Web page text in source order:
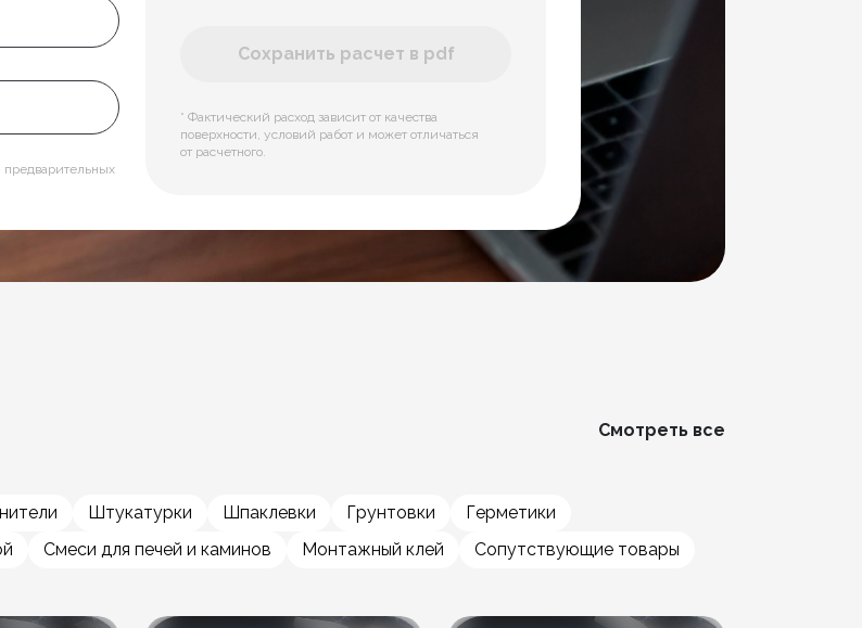
предварительных
Сохранить расчет в pdf
* Фактический расход зависит от качества
поверхности, условий работ и может отличаться
от расчетного.
Смотреть все
Штукатурки Шпаклевки Грунтовки
Герметики
Смеси для печей и каминов Монтажный клей Сопутствующие товары